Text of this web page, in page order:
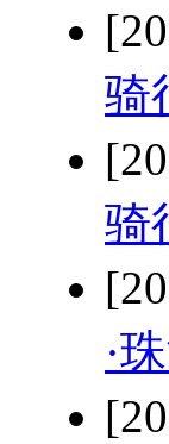
骑
骑
·